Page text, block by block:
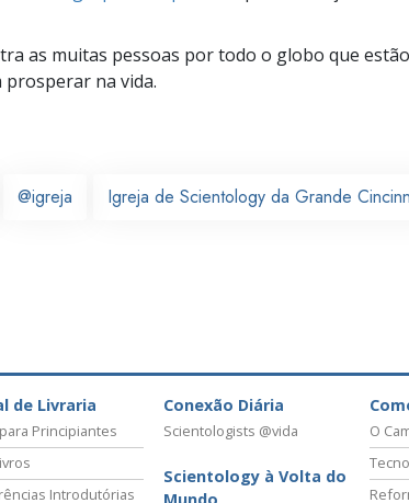
as muitas pessoas por todo o globo que
prosperar na vida.
@igreja Igreja de Scientology da Grande
de Livraria
Principiantes
Introdutórias
Conexão Diária
Scientologists @vida
Scientology à Volta do
O